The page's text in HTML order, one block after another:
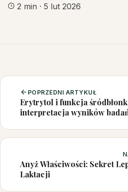
2 min · 5 lut 2026
POPRZEDNI ARTYKUŁ
Erytrytol i funkcja
interpretacja wyników
Anyż Właściwości: Sekret
Laktacji